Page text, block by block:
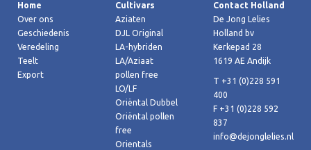
Home
Over ons
Geschiedenis
Veredeling
Teelt
Export
Cultivars
Aziaten
DJL Original
LA-hybriden
LA/Aziaat
pollen free
LO/LF
Oriëntal Dubbel
Oriëntal pollen
free
Orientals
Contact Holland
De Jong Lelies
Holland bv
Kerkepad 28
1619 AE Andijk
T +31 (0)228 591
400
F +31 (0)228 592
837
info@dejonglelies.nl